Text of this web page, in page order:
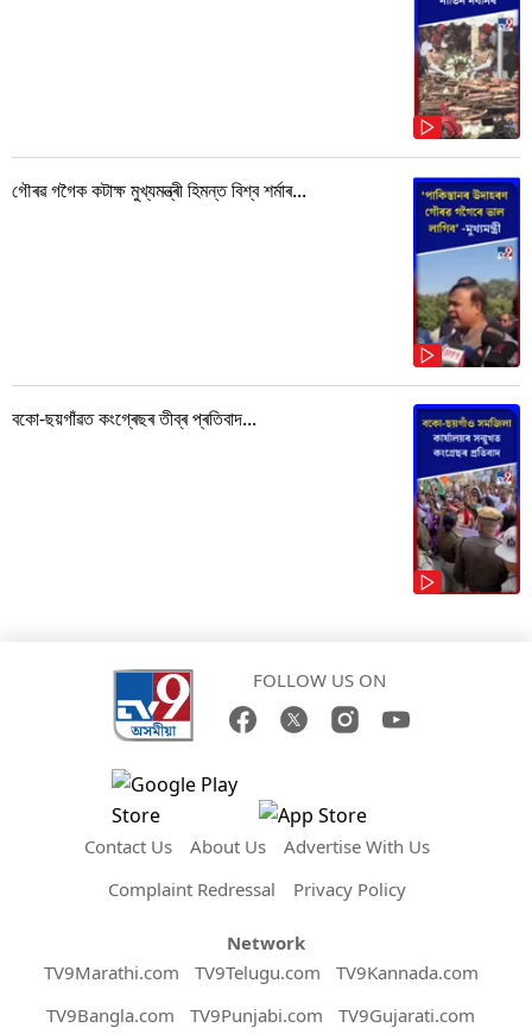
গৌৰৱ গগৈক কটাক্ষ মুখ্যমন্ত্ৰী হিমন্ত বিশ্ব শৰ্মাৰ...
বকো-ছয়গাঁৱত কংগ্ৰেছৰ তীব্ৰ প্ৰতিবাদ...
FOLLOW US ON
Contact Us About Us
Advertise With Us
Complaint Redressal
Privacy Policy
Network
TV9Marathi.com
TV9Telugu.com
TV9Kannada.com
TV9Bangla.com
TV9Punjabi.com TV9Gujarati.com